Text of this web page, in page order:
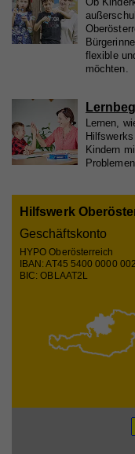
flexible
möchten.
Lernen,
Kindern
Hilfswerk
Geschäftskonto
HYPO Oberösterreich
IBAN: AT45 5400 0000
BIC: OBLAAT2L
Name _ga
Anbieter Whatchado
2 Jahre
Zweck
um
Website
Anbieter
Zweck
Name CAKEPHP
Laufzeit Ende der